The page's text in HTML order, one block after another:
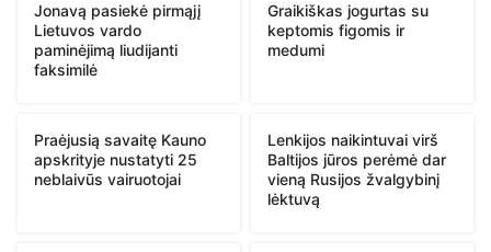
Jonavą pasiekė pirmąjį
Lietuvos vardo
paminėjimą liudijanti
faksimilė
Graikiškas jogurtas su
keptomis figomis ir
medumi
Praėjusią savaitę Kauno
apskrityje nustatyti 25
neblaivūs vairuotojai
Lenkijos naikintuvai virš
Baltijos jūros perėmė dar
vieną Rusijos žvalgybinį
lėktuvą